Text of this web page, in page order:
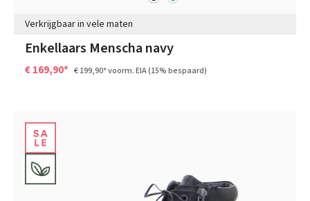
Verkrijgbaar in vele maten
Enkellaars Menscha navy
€ 169,90* € 199,90*voorm. EIA(15% bespaard)